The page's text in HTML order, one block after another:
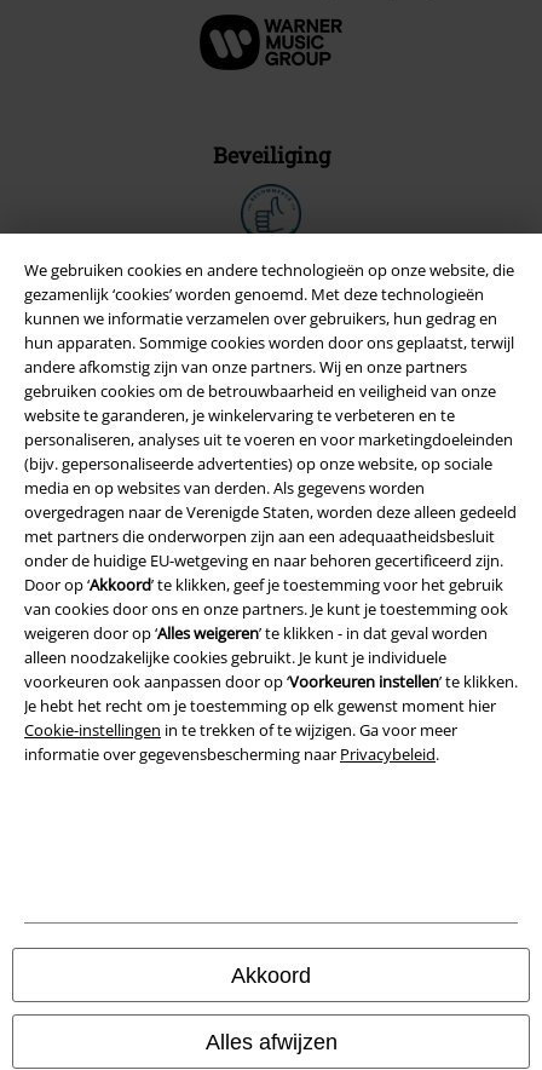
We gebruiken cookies en andere technologieën op onze website, die
gezamenlijk ‘cookies’ worden genoemd. Met deze technologieën
kunnen we informatie verzamelen over gebruikers, hun gedrag en
hun apparaten. Sommige cookies worden door ons geplaatst, terwijl
andere afkomstig zijn van onze partners. Wij en onze partners
gebruiken cookies om de betrouwbaarheid en veiligheid van onze
website te garanderen, je winkelervaring te verbeteren en te
personaliseren, analyses uit te voeren en voor marketingdoeleinden
(bijv. gepersonaliseerde advertenties) op onze website, op sociale
media en op websites van derden. Als gegevens worden
overgedragen naar de Verenigde Staten, worden deze alleen gedeeld
met partners die onderworpen zijn aan een adequaatheidsbesluit
onder de huidige EU-wetgeving en naar behoren gecertificeerd zijn.
Door op ‘Akkoord’ te klikken, geef je toestemming voor het gebruik
van cookies door ons en onze partners. Je kunt je toestemming ook
weigeren door op ‘Alles weigeren’ te klikken - in dat geval worden
alleen noodzakelijke cookies gebruikt. Je kunt je individuele
voorkeuren ook aanpassen door op ‘Voorkeuren instellen’ te klikken.
Je hebt het recht om je toestemming op elk gewenst moment hier
Cookie-instellingen in te trekken of te wijzigen. Ga voor meer
informatie over gegevensbescherming naar Privacybeleid.
Akkoord
Alles afwijzen
Beveiliging
Legal
Algemene Voorwaarden
Bedrijfsgegevens
Privacyverklaring
Verklaring van conformiteit
Informatie over toegankelijkheid
© 1986-2026 Large Popmerchandising BV